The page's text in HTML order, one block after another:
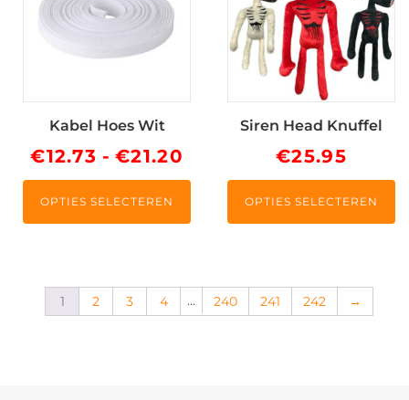
Kabel Hoes Wit
€12.73 - €21.20 Prijsklasse:
€12.73
OPTIES SELECTEREN
meerdere
gekozen
worden
de
productpagina
Siren Head Knuffel
€25.95
OPTIES SELECTEREN
meerdere
variaties.
Deze
optie
gekozen
worden
de
productpagina
1 2 3 4 … 240 241 242 →